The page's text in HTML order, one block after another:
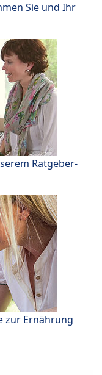
Sie und Ihr
Ratgeber-
zur Ernährung